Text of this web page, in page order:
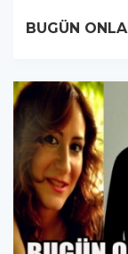
BUGÜN